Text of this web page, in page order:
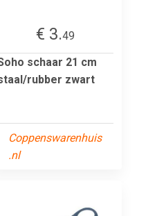
€ 3.49
schaar 21 cm
rubber zwart
Coppenswarenhuis
.nl